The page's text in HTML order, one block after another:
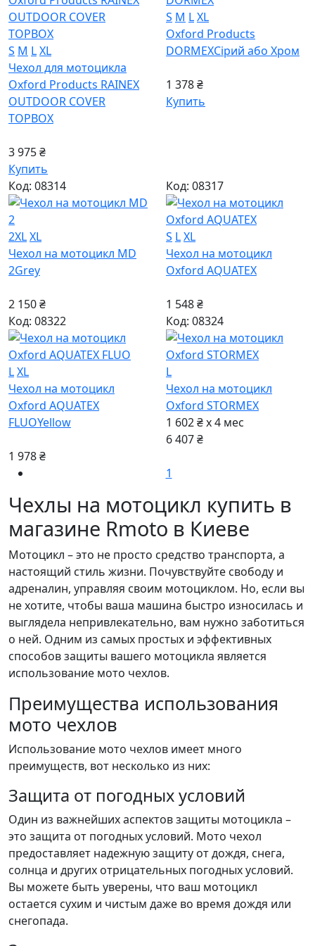
Чехлы на мотоцикл купить в
магазине Rmoto в Киеве
Мотоцикл – это не просто средство транспорта, а
настоящий стиль жизни. Почувствуйте свободу и
адреналин, управляя своим мотоциклом. Но, если вы
не хотите, чтобы ваша машина быстро износилась и
выглядела непривлекательно, вам нужно заботиться
о ней. Одним из самых простых и эффективных
способов защиты вашего мотоцикла является
использование мото чехлов.
Преимущества использования
мото чехлов
Использование мото чехлов имеет много
преимуществ, вот несколько из них:
Защита от погодных условий
Один из важнейших аспектов защиты мотоцикла –
это защита от погодных условий. Мото чехол
предоставляет надежную защиту от дождя, снега,
солнца и других отрицательных погодных условий.
Вы можете быть уверены, что ваш мотоцикл
остается сухим и чистым даже во время дождя или
снегопада.
S M LXL
Чехол для мотоцикла
Oxford Products RAINEX
OUTDOOR COVER
TOPBOX
3 975 ₴
Купить
S M LXL
Oxford Products
DORMEXСірий або Хром
1 378 ₴
Купить
Код: 08314
2XLXL
Чехол на мотоцикл MD
2Grey
2 150 ₴
Код: 08317
S LXL
Чехол на мотоцикл
Oxford AQUATEX
1 548 ₴
Код: 08322
LXL
Чехол на мотоцикл
Oxford AQUATEX
FLUOYellow
1 978 ₴
Код: 08324
L
Чехол на мотоцикл
Oxford STORMEX
1 602 ₴ x 4 мес
6 407 ₴
1